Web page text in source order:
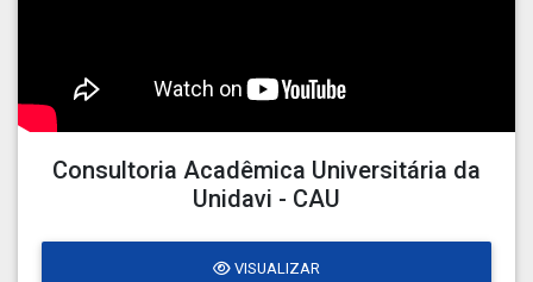
Consultoria Acadêmica Universitária da
Unidavi - CAU
VISUALIZAR